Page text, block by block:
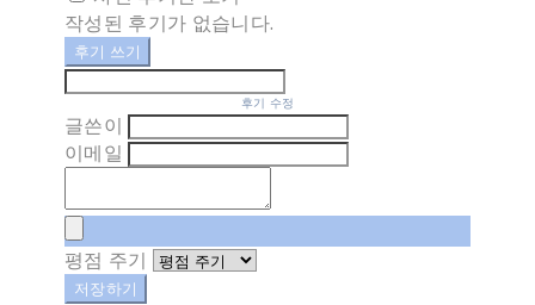
작성된 후기가 없습니다.
후기 쓰기
후기 수정
글쓴이
이메일
평점 주기
저장하기